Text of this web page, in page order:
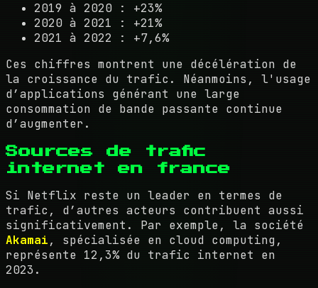
2019 à 2020 : +23%
2020 à 2021 : +21%
2021 à 2022 : +7,6%
Ces chiffres montrent une décélération de
la croissance du trafic. Néanmoins, l'usage
d’applications générant une large
consommation de bande passante continue
d’augmenter.
Sources de trafic
internet en france
Si Netflix reste un leader en termes de
trafic, d’autres acteurs contribuent aussi
significativement. Par exemple, la société
Akamai, spécialisée en cloud computing,
représente 12,3% du trafic internet en
2023.